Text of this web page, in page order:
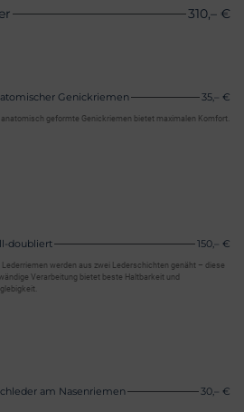
310,– €
Genickriemen 35,– €
anatomisch geformte Genickriemen bietet maximalen Komfort.
doubliert 150,– €
Lederriemen werden aus zwei Lederschichten genäht – diese
Verarbeitung bietet beste Haltbarkeit und
am Nasenriemen 30,– €